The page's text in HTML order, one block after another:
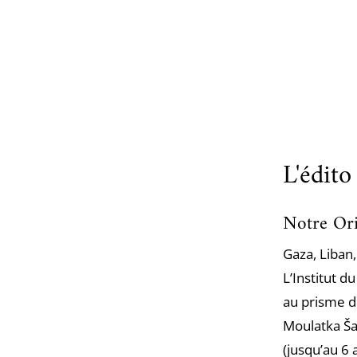
L'édito
Notre
Gaza,
L’Institut
au prisme
Moulatka
(jusqu’au 6